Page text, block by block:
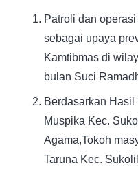
Patroli dan
sebagai upaya
Kamtibmas di
bulan Suci
Berdasarkan
Muspika Kec.
Agama,Tokoh
Taruna Kec.